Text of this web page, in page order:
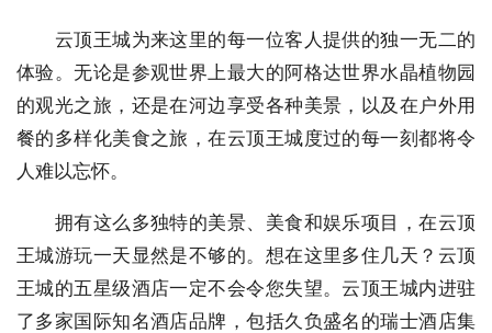
云顶王城为来这里的每一位客人提供的独一无二的
体验。无论是参观世界上最大的阿格达世界水晶植物园
的观光之旅，还是在河边享受各种美景，以及在户外用
餐的多样化美食之旅，在云顶王城度过的每一刻都将令
人难以忘怀。
拥有这么多独特的美景、美食和娱乐项目，在云顶
王城游玩一天显然是不够的。想在这里多住几天？云顶
王城的五星级酒店一定不会令您失望。云顶王城内进驻
了多家国际知名酒店品牌，包括久负盛名的瑞士酒店集